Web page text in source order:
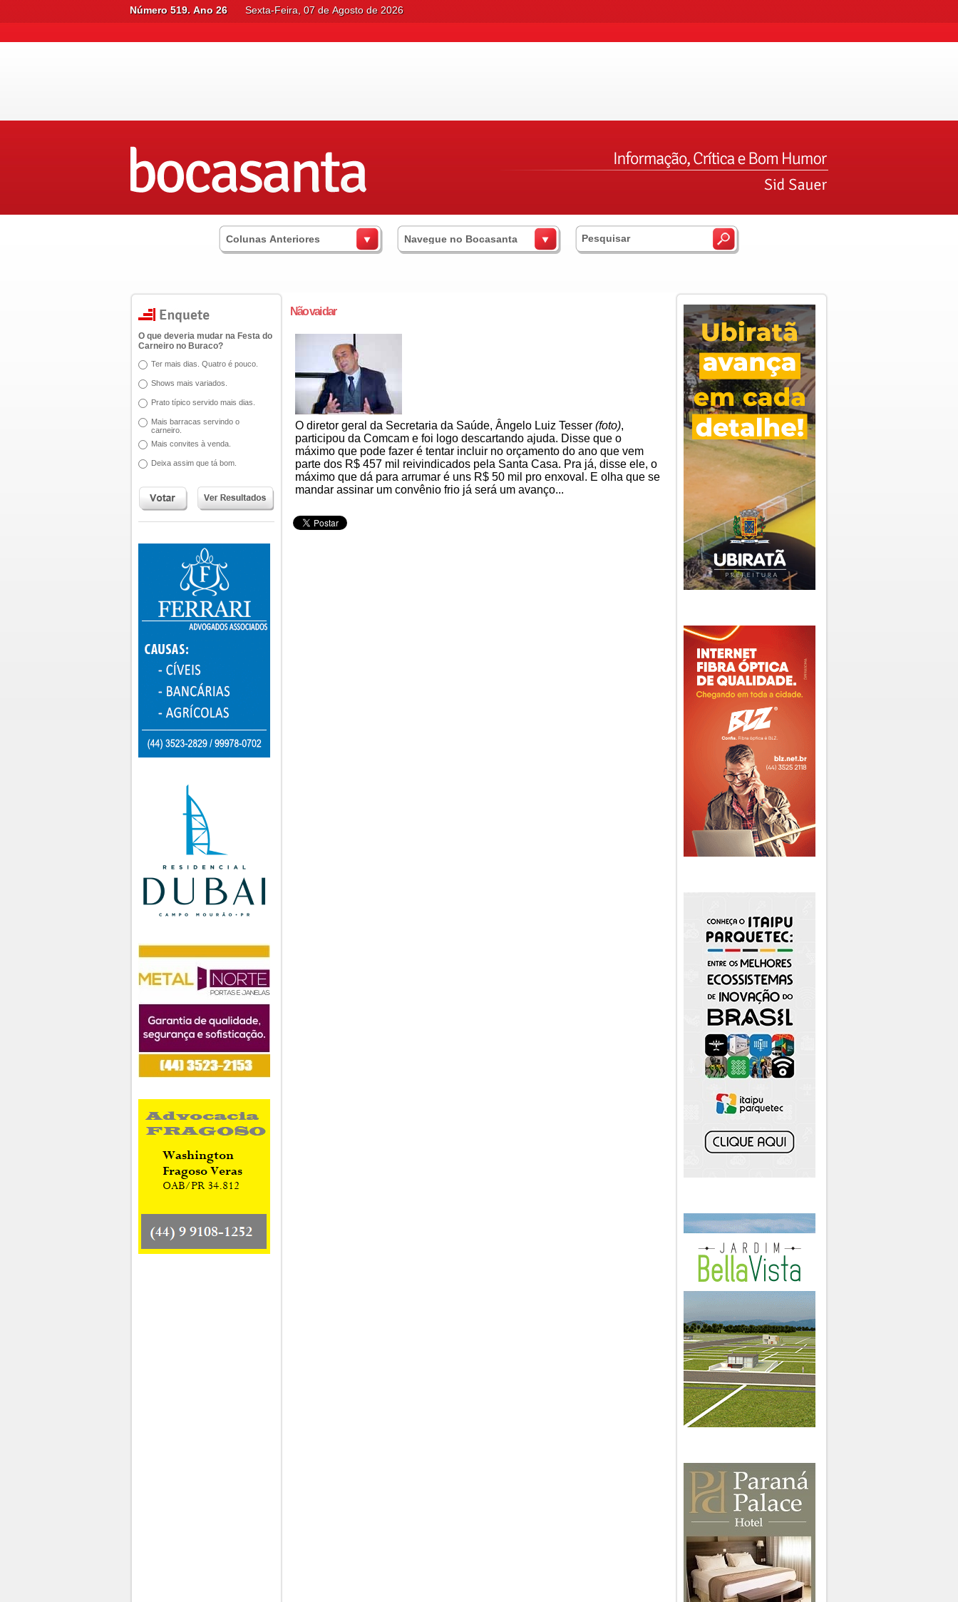
Número 519. Ano 26 Sexta-Feira, 07 de Agosto de 2026
Colunas Anteriores Navegue no Bocasanta
O que deveria mudar na Festa do
Carneiro no Buraco?
Ter mais dias. Quatro é pouco.
Shows mais variados.
Prato típico servido mais dias.
Mais barracas servindo o
carneiro.
Mais convites à venda.
Deixa assim que tá bom.
Não vai dar
O diretor geral da Secretaria da Saúde, Ângelo Luiz Tesser (foto),
participou da Comcam e foi logo descartando ajuda. Disse que o
máximo que pode fazer é tentar incluir no orçamento do ano que vem
parte dos R$ 457 mil reivindicados pela Santa Casa. Pra já, disse ele, o
máximo que dá para arrumar é uns R$ 50 mil pro enxoval. E olha que se
mandar assinar um convênio frio já será um avanço...